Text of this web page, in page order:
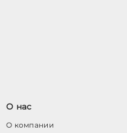
О нас
О компании